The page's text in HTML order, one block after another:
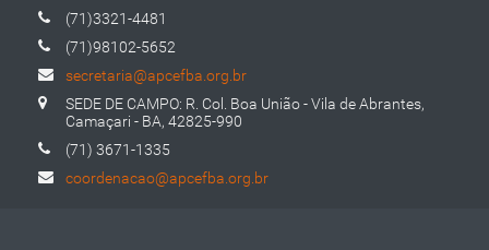
(71)3321-4481
(71)98102-5652
secretaria@apcefba.org.br
SEDE DE CAMPO: R. Col. Boa União - Vila de Abrantes,
Camaçari - BA, 42825-990
(71) 3671-1335
coordenacao@apcefba.org.br